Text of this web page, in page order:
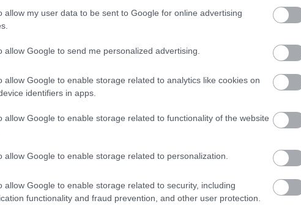
allow my user data to be sent to Google for online advertising
allow Google to send me personalized advertising.
allow Google to enable storage related to analytics like cookies on
identifiers in apps.
allow Google to enable storage related to functionality of the website
allow Google to enable storage related to personalization.
allow Google to enable storage related to security, including
functionality and fraud prevention, and other user protection.
ιδιαίτερα χαρούμενος που τη νέα αγωνιστική περίοδο θα
τον προπονητή κ. Νίκο Ζαλμά και τη διοίκηση
ομάδας θα είναι ιδιαίτερα ανταγωνιστικό και με την
Εύχομαι σε όλους καλή αγωνιστική σεζόν με υγεία και